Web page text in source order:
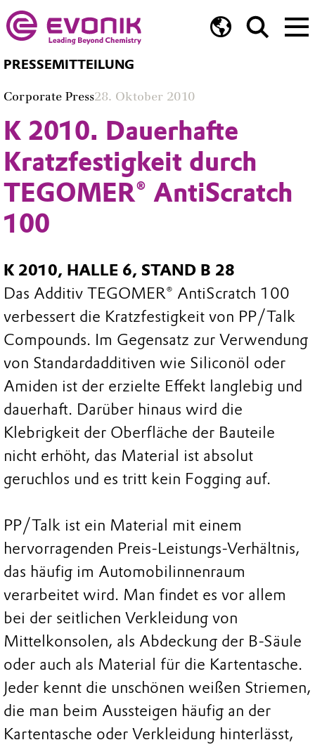
PRESSEMITTEILUNG
Corporate Press28. Oktober 2010
K 2010. Dauerhafte
Kratzfestigkeit durch
TEGOMER® AntiScratch
100
K 2010, HALLE 6, STAND B 28
Das Additiv TEGOMER® AntiScratch 100
verbessert die Kratzfestigkeit von PP/Talk
Compounds. Im Gegensatz zur Verwendung
von Standardadditiven wie Siliconöl oder
Amiden ist der erzielte Effekt langlebig und
dauerhaft. Darüber hinaus wird die
Klebrigkeit der Oberfläche der Bauteile
nicht erhöht, das Material ist absolut
geruchlos und es tritt kein Fogging auf.
PP/Talk ist ein Material mit einem
hervorragenden Preis-Leistungs-Verhältnis,
das häufig im Automobilinnenraum
verarbeitet wird. Man findet es vor allem
bei der seitlichen Verkleidung von
Mittelkonsolen, als Abdeckung der B-Säule
oder auch als Material für die Kartentasche.
Jeder kennt die unschönen weißen Striemen,
die man beim Aussteigen häufig an der
Kartentasche oder Verkleidung hinterlässt,